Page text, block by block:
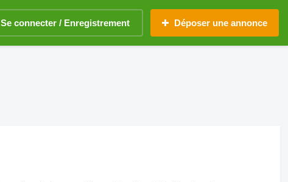
Se connecter / Enregistrement Déposer une annonce